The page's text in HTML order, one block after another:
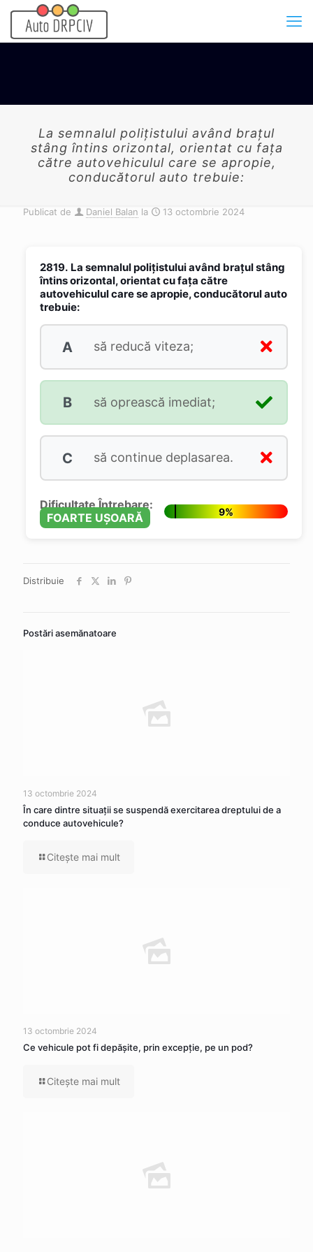
La semnalul poliţistului având braţul
stâng întins orizontal, orientat cu faţa
către autovehiculul care se apropie,
conducătorul auto trebuie:
Publicat de Daniel Balan la 13 octombrie 2024
2819. La semnalul poliţistului având braţul stâng
întins orizontal, orientat cu faţa către
autovehiculul care se apropie, conducătorul auto
trebuie:
A să reducă viteza;
B să oprească imediat;
C să continue deplasarea.
Dificultate Întrebare:
FOARTE UȘOARĂ
9%
Distribuie
Postări asemănatoare
13 octombrie 2024
În care dintre situaţii se suspendă exercitarea dreptului de a
conduce autovehicule?
Citeşte mai mult
13 octombrie 2024
Ce vehicule pot fi depăşite, prin excepţie, pe un pod?
Citeşte mai mult